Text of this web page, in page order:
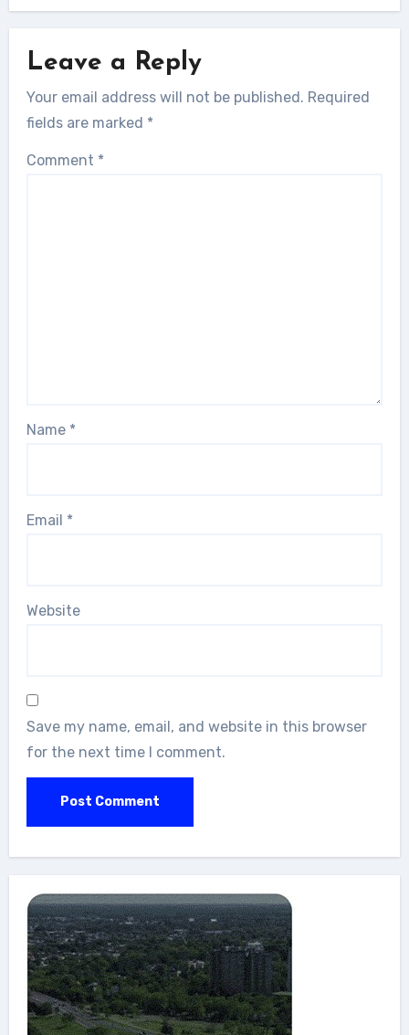
Leave a Reply
Your email address will not be published. Required
fields are marked *
Comment *
Name *
Email *
Website
Save my name, email, and website in this browser
for the next time I comment.